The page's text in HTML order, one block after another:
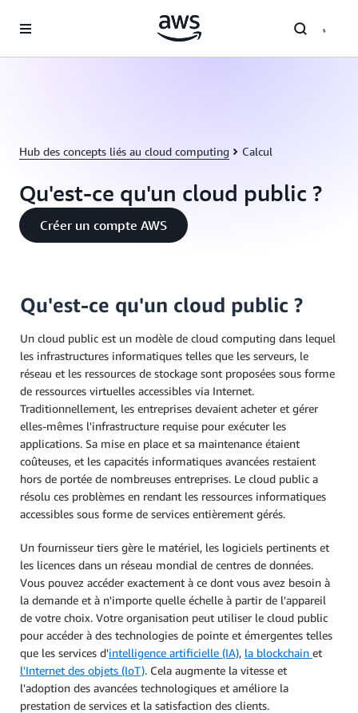
Hub des concepts liés au cloud computing Calcul
Qu'est-ce qu'un cloud public ?
Créer un compte AWS
Qu'est-ce qu'un cloud public ?
Un cloud public est un modèle de cloud computing dans lequel
les infrastructures informatiques telles que les serveurs, le
réseau et les ressources de stockage sont proposées sous forme
de ressources virtuelles accessibles via Internet.
Traditionnellement, les entreprises devaient acheter et gérer
elles-mêmes l'infrastructure requise pour exécuter les
applications. Sa mise en place et sa maintenance étaient
coûteuses, et les capacités informatiques avancées restaient
hors de portée de nombreuses entreprises. Le cloud public a
résolu ces problèmes en rendant les ressources informatiques
accessibles sous forme de services entièrement gérés.
Un fournisseur tiers gère le matériel, les logiciels pertinents et
les licences dans un réseau mondial de centres de données.
Vous pouvez accéder exactement à ce dont vous avez besoin à
la demande et à n'importe quelle échelle à partir de l'appareil
de votre choix. Votre organisation peut utiliser le cloud public
pour accéder à des technologies de pointe et émergentes telles
que les services d'intelligence artificielle (IA), la blockchain et
l'Internet des objets (IoT). Cela augmente la vitesse et
l'adoption des avancées technologiques et améliore la
prestation de services et la satisfaction des clients.